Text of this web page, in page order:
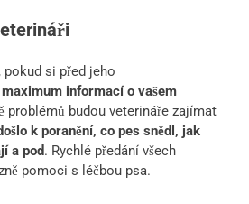
pokud si před jeho
informací o vašem
problémů budou veterináře zajímat
k poranění, co pes snědl, jak
a pod. Rychlé předání všech
pomoci s léčbou psa.